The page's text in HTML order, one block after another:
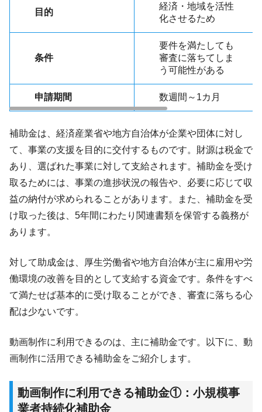
目的
経済・地域を活性
化させるため
条件
要件を満たしても
審査に落ちてしま
う可能性がある
申請期間 数週間～1カ月
補助金は、経済産業省や地方自治体が企業や団体に対し
て、事業の支援を目的に交付するものです。財源は税金で
あり、選ばれた事業に対して支給されます。補助金を受け
取るためには、事業の進捗状況の報告や、必要に応じて収
益の納付が求められることがあります。また、補助金を受
け取った後は、5年間にわたり関連書類を保管する義務が
あります。
対して助成金は、厚生労働省や地方自治体が主に雇用や労
働環境の改善を目的として支給する資金です。条件をすべ
て満たせば基本的に受け取ることができ、審査に落ちる心
配は少ないです。
動画制作に利用できるのは、主に補助金です。以下に、動
画制作に活用できる補助金をご紹介します。
動画制作に利用できる補助金①：小規模事
業者持続化補助金